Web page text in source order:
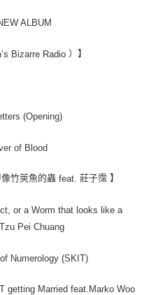
ALBUM
Bizarre Radio ）】
(Opening)
of Blood
竹莢魚的蟲 feat. 莊子霈 】
or a Worm that looks like a
Pei Chuang
Numerology (SKIT)
getting Married feat.Marko Woo